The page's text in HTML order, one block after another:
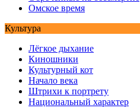
Омское время
Культура
Лёгкое дыхание
Киношники
Культурный кот
Начало века
Штрихи к портрету
Национальный характер